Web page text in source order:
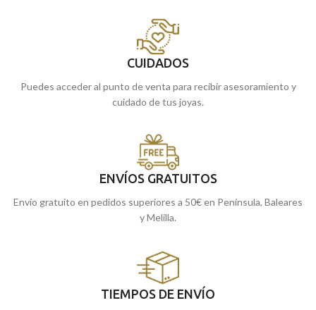
CUIDADOS
Puedes acceder al punto de venta para recibir asesoramiento y
cuidado de tus joyas.
ENVÍOS GRATUITOS
Envío gratuito en pedidos superiores a 50€ en Península, Baleares
y Melilla.
TIEMPOS DE ENVÍO